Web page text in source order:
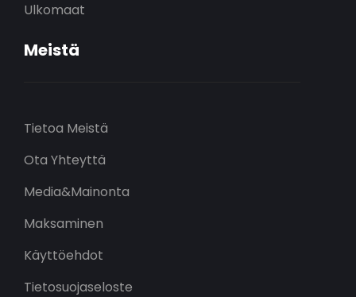
Ulkomaat
Meistä
Tietoa Meistä
Ota Yhteyttä
Media&Mainonta
Maksaminen
Käyttöehdot
Tietosuojaseloste